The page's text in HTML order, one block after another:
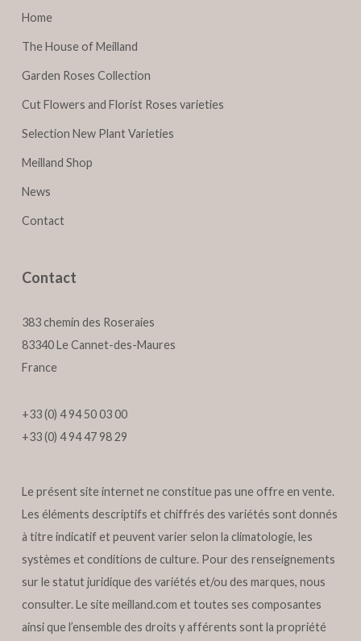
Home
The House of Meilland
Garden Roses Collection
Cut Flowers and Florist Roses varieties
Selection New Plant Varieties
Meilland Shop
News
Contact
Contact
383 chemin des Roseraies
83340 Le Cannet-des-Maures
France
+33 (0) 4 94 50 03 00
+33 (0) 4 94 47 98 29
Le présent site internet ne constitue pas une offre en vente.
Les éléments descriptifs et chiffrés des variétés sont donnés
à titre indicatif et peuvent varier selon la climatologie, les
systèmes et conditions de culture. Pour des renseignements
sur le statut juridique des variétés et/ou des marques, nous
consulter. Le sitemeilland.com et toutes ses composantes
ainsi que l’ensemble des droits y afférents sont la propriété